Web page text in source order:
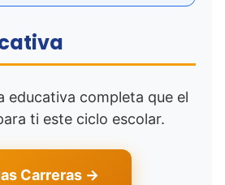
educativa completa que el
ti este ciclo escolar.
Carreras →